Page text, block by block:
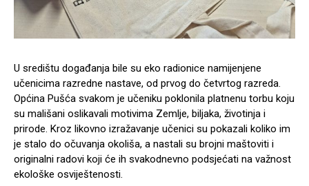
U središtu događanja bile su eko radionice namijenjene
učenicima razredne nastave, od prvog do četvrtog razreda.
Općina Pušća svakom je učeniku poklonila platnenu torbu koju
su mališani oslikavali motivima Zemlje, biljaka, životinja i
prirode. Kroz likovno izražavanje učenici su pokazali koliko im
je stalo do očuvanja okoliša, a nastali su brojni maštoviti i
originalni radovi koji će ih svakodnevno podsjećati na važnost
ekološke osviještenosti.